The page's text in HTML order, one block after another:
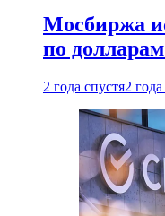
Мосбиржа
по
2 года спустя2